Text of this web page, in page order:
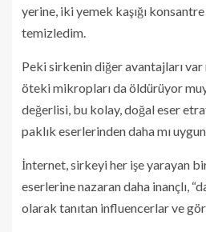
yerine, iki yemek kaşığı
temizledim.
Peki sirkenin diğer avantajları var
öteki mikropları da öldürüyor
değerlisi, bu kolay, doğal eser
paklık eserlerinden daha mı
İnternet, sirkeyi her işe yarayan
eserlerine nazaran daha inançlı,
olarak tanıtan influencerlar ve